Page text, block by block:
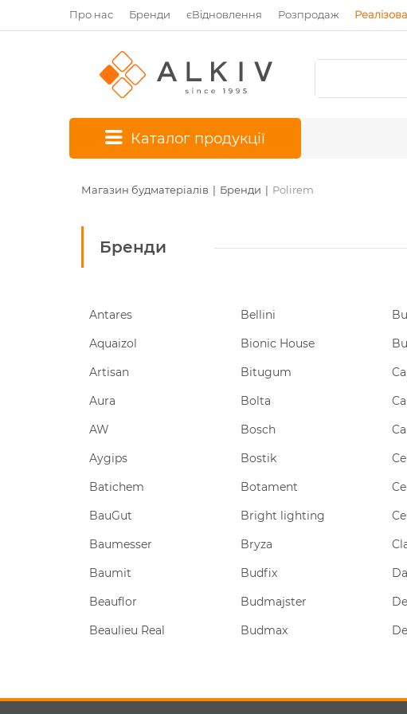
Про нас Бренди єВідновлення Розпродаж
Каталог продукції
Магазин будматеріалів Бренди Polirem
Бренди
Antares
Aquaizol
Artisan
Aura
AW
Aygips
Batichem
BauGut
Baumesser
Baumit
Beauflor
Beaulieu Real
Bellini
Bionic House
Bitugum
Bolta
Bosch
Bostik
Botament
Bright lighting
Bryza
Budfix
Budmajster
Budmax